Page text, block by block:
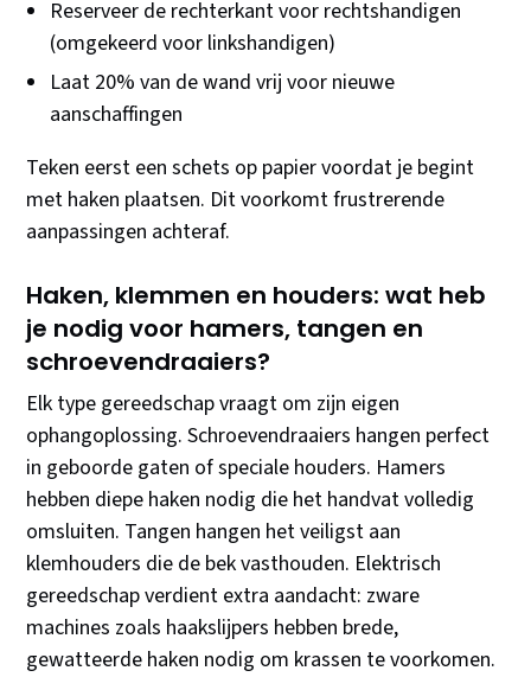
Reserveer de rechterkant voor rechtshandigen
(omgekeerd voor linkshandigen)
Laat 20% van de wand vrij voor nieuwe
aanschaffingen
Teken eerst een schets op papier voordat je begint
met haken plaatsen. Dit voorkomt frustrerende
aanpassingen achteraf.
Haken, klemmen en houders: wat heb
je nodig voor hamers, tangen en
schroevendraaiers?
Elk type gereedschap vraagt om zijn eigen
ophangoplossing. Schroevendraaiers hangen perfect
in geboorde gaten of speciale houders. Hamers
hebben diepe haken nodig die het handvat volledig
omsluiten. Tangen hangen het veiligst aan
klemhouders die de bek vasthouden. Elektrisch
gereedschap verdient extra aandacht: zware
machines zoals haakslijpers hebben brede,
gewatteerde haken nodig om krassen te voorkomen.